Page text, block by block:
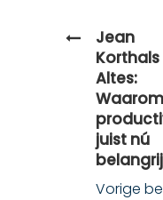
Jean
Korthals
Altes:
Waarom
juist nú
Vorige